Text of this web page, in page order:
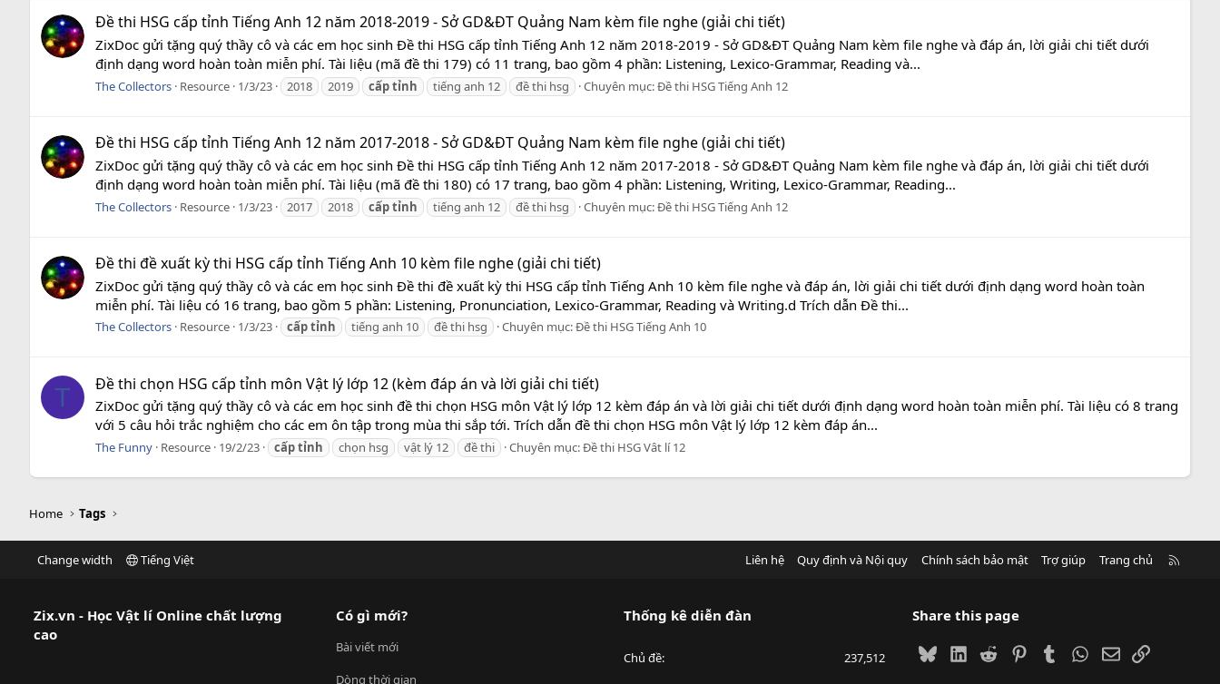
Đề thi HSG cấp tỉnh Tiếng Anh 12 năm 2018-2019 - Sở GD&ĐT Quảng Nam kèm file nghe (giải chi tiết)
ZixDoc gửi tặng quý thầy cô và các em học sinh Đề thi HSG cấp tỉnh Tiếng Anh 12 năm 2018-2019 - Sở GD&ĐT Quảng Nam kèm file nghe và đáp án, lời giải chi tiết dưới
định dạng word hoàn toàn miễn phí. Tài liệu (mã đề thi 179) có 11 trang, bao gồm 4 phần: Listening, Lexico-Grammar, Reading và...
The Collectors Resource 1/3/23 2018 2019 cấptỉnh tiếng anh 12 đề thi hsg Chuyên mục:Đề thi HSG Tiếng Anh 12
Đề thi HSG cấp tỉnh Tiếng Anh 12 năm 2017-2018 - Sở GD&ĐT Quảng Nam kèm file nghe (giải chi tiết)
ZixDoc gửi tặng quý thầy cô và các em học sinh Đề thi HSG cấp tỉnh Tiếng Anh 12 năm 2017-2018 - Sở GD&ĐT Quảng Nam kèm file nghe và đáp án, lời giải chi tiết dưới
định dạng word hoàn toàn miễn phí. Tài liệu (mã đề thi 180) có 17 trang, bao gồm 4 phần: Listening, Writing, Lexico-Grammar, Reading...
The Collectors Resource 1/3/23 2017 2018 cấptỉnh tiếng anh 12 đề thi hsg Chuyên mục:Đề thi HSG Tiếng Anh 12
Đề thi đề xuất kỳ thi HSG cấp tỉnh Tiếng Anh 10 kèm file nghe (giải chi tiết)
ZixDoc gửi tặng quý thầy cô và các em học sinh Đề thi đề xuất kỳ thi HSG cấp tỉnh Tiếng Anh 10 kèm file nghe và đáp án, lời giải chi tiết dưới định dạng word hoàn toàn
miễn phí. Tài liệu có 16 trang, bao gồm 5 phần: Listening, Pronunciation, Lexico-Grammar, Reading và Writing.d Trích dẫn Đề thi...
The Collectors Resource 1/3/23 cấptỉnh tiếng anh 10 đề thi hsg Chuyên mục:Đề thi HSG Tiếng Anh 10
T Đề thi chọn HSG cấp tỉnh môn Vật lý lớp 12 (kèm đáp án và lời giải chi tiết)
ZixDoc gửi tặng quý thầy cô và các em học sinh đề thi chọn HSG môn Vật lý lớp 12 kèm đáp án và lời giải chi tiết dưới định dạng word hoàn toàn miễn phí. Tài liệu có 8 trang
với 5 câu hỏi trắc nghiệm cho các em ôn tập trong mùa thi sắp tới. Trích dẫn đề thi chọn HSG môn Vật lý lớp 12 kèm đáp án...
The Funny Resource 19/2/23 cấptỉnh chọn hsg vật lý 12 đề thi Chuyên mục:Đề thi HSG Vât lí 12
Home Tags
Change width Tiếng Việt Liên hệ Quy định và Nội quy Chính sách bảo mật Trợ giúp Trang chủ
Zix.vn - Học Vật lí Online chất lượng
cao
Có gì mới?
Bài viết mới
Dòng thời gian
Thống kê diễn đàn
Chủ đề 237,512
Share this page
BlueskyLinkedIn
Reddit PinterestTumblrWhatsApp
EmailLink